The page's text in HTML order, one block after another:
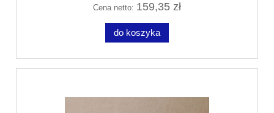
Cena netto: 159,35 zł
do koszyka